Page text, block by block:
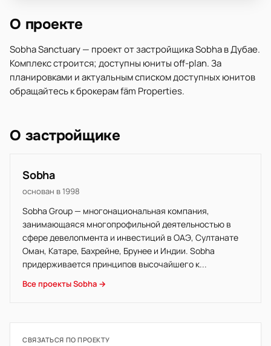
О проекте
Sobha Sanctuary — проект от застройщика Sobha в Дубае.
Комплекс строится; доступны юниты off-plan. За
планировками и актуальным списком доступных юнитов
обращайтесь к брокерам fäm Properties.
О застройщике
Sobha
основан в 1998
Sobha Group — многонациональная компания,
занимающаяся многопрофильной деятельностью в
сфере девелопмента и инвестиций в ОАЭ, Султанате
Оман, Катаре, Бахрейне, Брунее и Индии. Sobha
придерживается принципов высочайшего к...
Все проекты Sobha →
СВЯЗАТЬСЯ ПО ПРОЕКТУ